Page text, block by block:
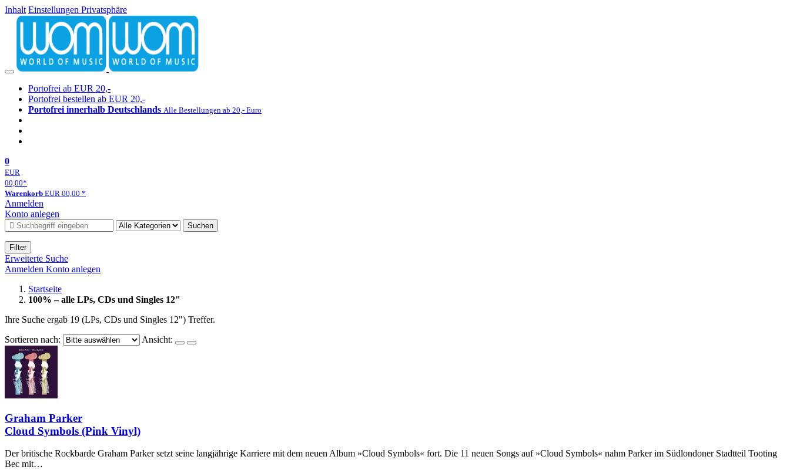
Inhalt Einstellungen Privatsphäre
Portofrei ab EUR 20,-
Portofrei bestellen ab EUR 20,-
Portofrei innerhalb Deutschlands Alle Bestellungen ab 20,- Euro
0
EUR
00,00*
Warenkorb EUR 00,00 *
Anmelden
Konto anlegen
Suchen
Filter
Erweiterte Suche
Anmelden Konto anlegen
Startseite
100% – alle LPs, CDs und Singles 12"
Ihre Suche ergab 19 (LPs, CDs und Singles 12") Treffer.
Sortieren nach:
Ansicht:
Graham Parker
Cloud Symbols (Pink Vinyl)
Der britische Rockbarde Graham Parker setzt seine langjährige Karriere mit dem neuen Album »Cloud Symbols« fort. Die 11 neuen Songs auf »Cloud Symbols« nahm Parker im Südlondoner Stadtteil Tooting
Bec mit…